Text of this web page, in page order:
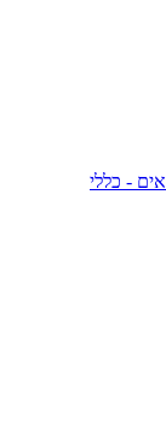
- כללי